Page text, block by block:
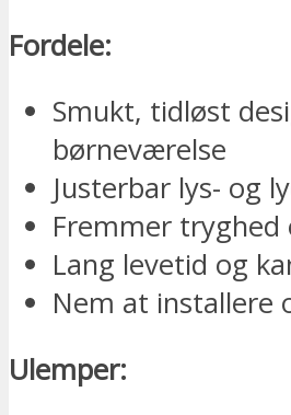
Fordele:
Smukt, tidløst
børneværelse
Justerbar lys- og
Fremmer tryghed
Lang levetid og
Nem at installere
Ulemper: